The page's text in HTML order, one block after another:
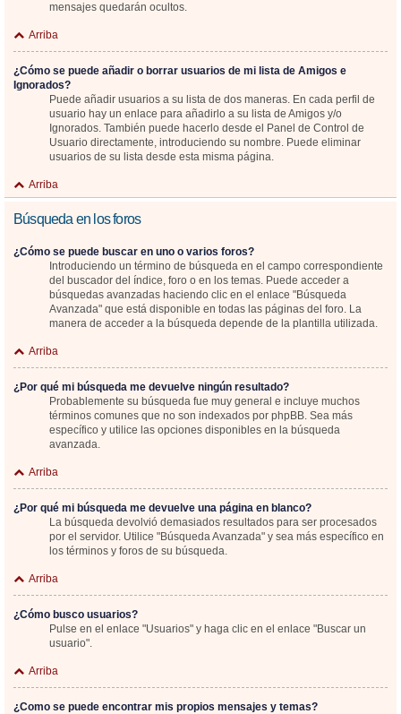
mensajes quedarán ocultos.
Arriba
¿Cómo se puede añadir o borrar usuarios de mi lista de Amigos e
Ignorados?
Puede añadir usuarios a su lista de dos maneras. En cada perfil de
usuario hay un enlace para añadirlo a su lista de Amigos y/o
Ignorados. También puede hacerlo desde el Panel de Control de
Usuario directamente, introduciendo su nombre. Puede eliminar
usuarios de su lista desde esta misma página.
Arriba
Búsqueda en los foros
¿Cómo se puede buscar en uno o varios foros?
Introduciendo un término de búsqueda en el campo correspondiente
del buscador del índice, foro o en los temas. Puede acceder a
búsquedas avanzadas haciendo clic en el enlace "Búsqueda
Avanzada" que está disponible en todas las páginas del foro. La
manera de acceder a la búsqueda depende de la plantilla utilizada.
Arriba
¿Por qué mi búsqueda me devuelve ningún resultado?
Probablemente su búsqueda fue muy general e incluye muchos
términos comunes que no son indexados por phpBB. Sea más
específico y utilice las opciones disponibles en la búsqueda
avanzada.
Arriba
¿Por qué mi búsqueda me devuelve una página en blanco?
La búsqueda devolvió demasiados resultados para ser procesados
por el servidor. Utilice "Búsqueda Avanzada" y sea más específico en
los términos y foros de su búsqueda.
Arriba
¿Cómo busco usuarios?
Pulse en el enlace "Usuarios" y haga clic en el enlace "Buscar un
usuario".
Arriba
¿Como se puede encontrar mis propios mensajes y temas?